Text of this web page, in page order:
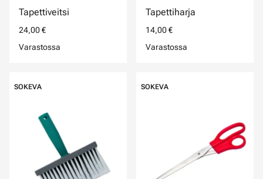
Tapettiveitsi
24,00 €
Varastossa
Tapettiharja
14,00 €
Varastossa
SOKEVA SOKEVA